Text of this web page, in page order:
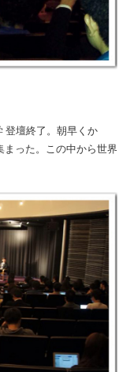
登壇終了。朝早くか
まった。この中から世界